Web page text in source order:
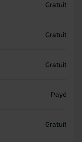
Gratuit
Gratuit
Gratuit
Payé
Gratuit